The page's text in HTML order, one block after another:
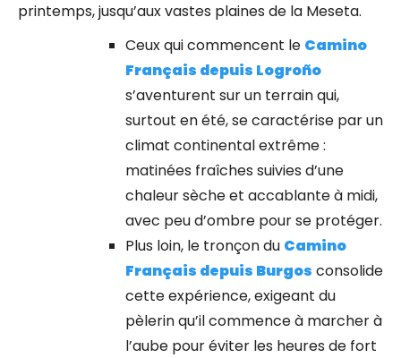
printemps, jusqu’aux vastes plaines de la Meseta.
Ceux qui commencent le Camino
Français depuis Logroño
s’aventurent sur un terrain qui,
surtout en été, se caractérise par un
climat continental extrême :
matinées fraîches suivies d’une
chaleur sèche et accablante à midi,
avec peu d’ombre pour se protéger.
Plus loin, le tronçon du Camino
Français depuis Burgos consolide
cette expérience, exigeant du
pèlerin qu’il commence à marcher à
l’aube pour éviter les heures de fort